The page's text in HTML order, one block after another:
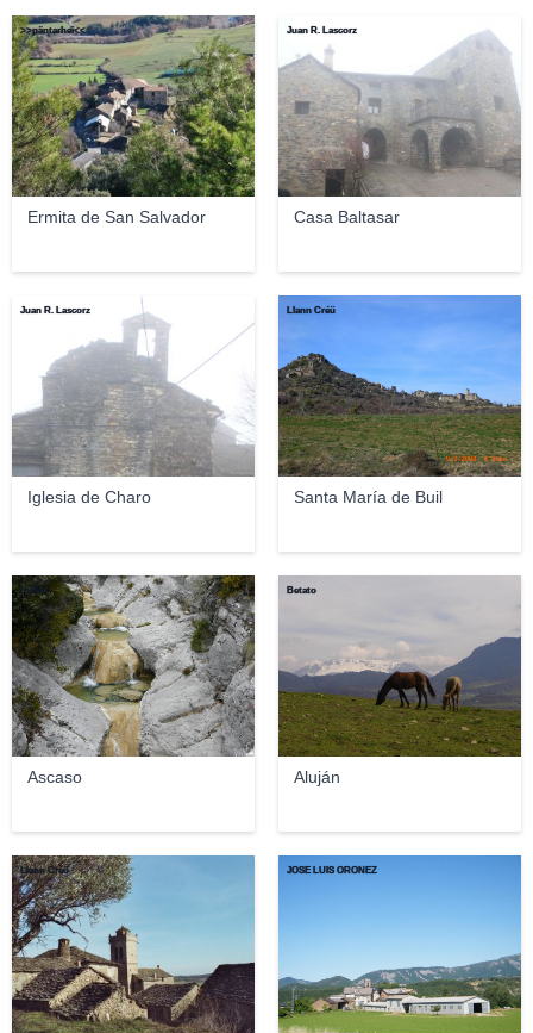
Ermita de San Salvador
>>päntarheî<<
Casa Baltasar
Juan R. Lascorz
Iglesia de Charo
Juan R. Lascorz
Santa María de Buil
Llann Créü
Ascaso
tofil44
Aluján
Betato
Llann Créü JOSE LUIS OROÑEZ